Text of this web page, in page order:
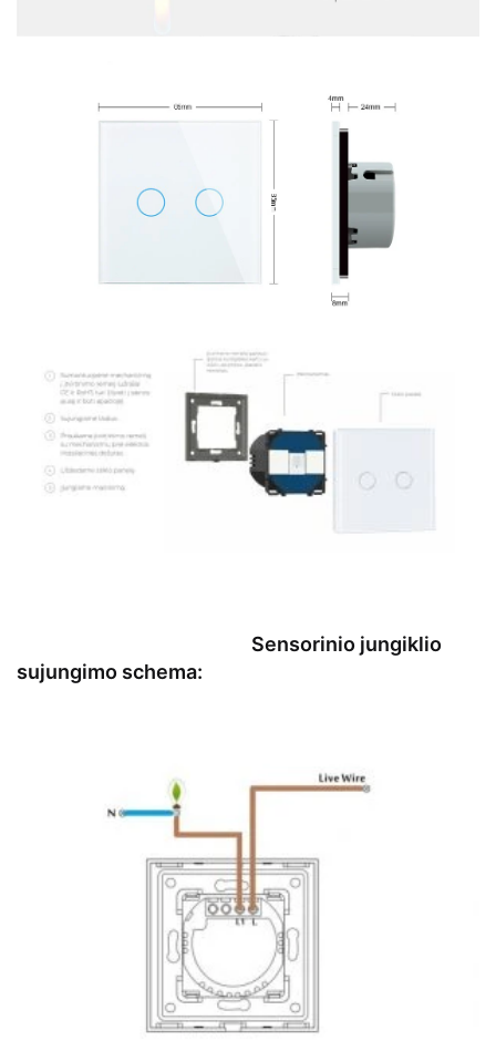
Sensorinio jungiklio
sujungimo schema: